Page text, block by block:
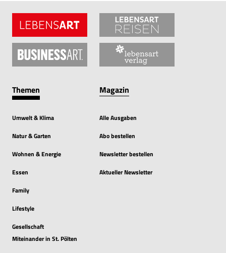
Themen
Umwelt & Klima
Natur & Garten
Wohnen & Energie
Essen
Family
Lifestyle
Gesellschaft
Miteinander in St. Pölten
Magazin
Alle Ausgaben
Abo bestellen
Newsletter bestellen
Aktueller Newsletter